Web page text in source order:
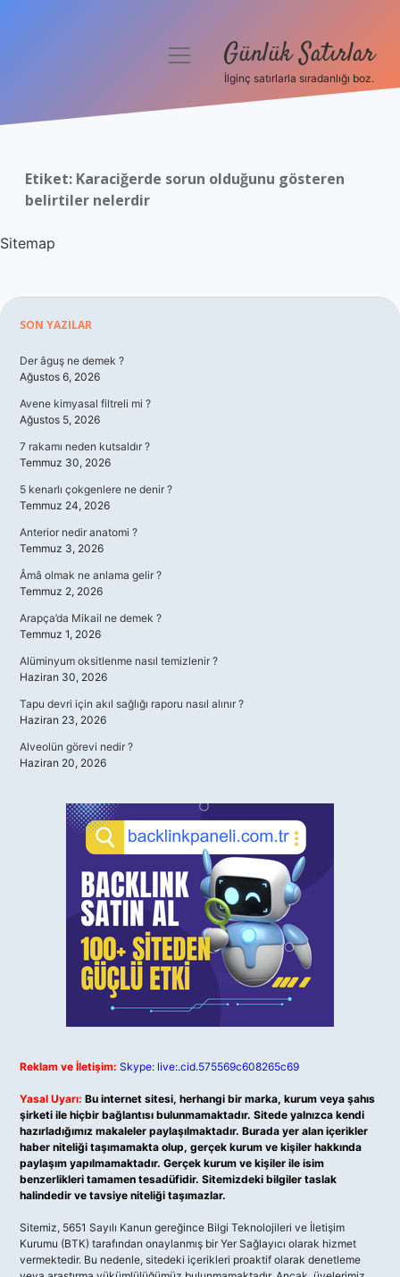
Yasal Uyarı
menüyü Günlük Satırlar
İlginç satırlarla sıradanlığı boz.
Etiket: Karaciğerde sorun olduğunu gösteren
belirtiler nelerdir
Sitemap
Sidebar
SON YAZILAR
Der âguş ne demek ?
Ağustos 6, 2026
Avene kimyasal filtreli mi ?
Ağustos 5, 2026
7 rakamı neden kutsaldır ?
Temmuz 30, 2026
5 kenarlı çokgenlere ne denir ?
Temmuz 24, 2026
Anterior nedir anatomi ?
Temmuz 3, 2026
Âmâ olmak ne anlama gelir ?
Temmuz 2, 2026
Arapça’da Mikail ne demek ?
Temmuz 1, 2026
Alüminyum oksitlenme nasıl temizlenir ?
Haziran 30, 2026
Tapu devri için akıl sağlığı raporu nasıl alınır ?
Haziran 23, 2026
Alveolün görevi nedir ?
Haziran 20, 2026
Reklam ve İletişim: Skype: live:.cid.575569c608265c69
Yasal Uyarı: Bu internet sitesi, herhangi bir marka, kurum veya şahıs
şirketi ile hiçbir bağlantısı bulunmamaktadır. Sitede yalnızca kendi
hazırladığımız makaleler paylaşılmaktadır. Burada yer alan içerikler
haber niteliği taşımamakta olup, gerçek kurum ve kişiler hakkında
paylaşım yapılmamaktadır. Gerçek kurum ve kişiler ile isim
benzerlikleri tamamen tesadüfidir. Sitemizdeki bilgiler taslak
halindedir ve tavsiye niteliği taşımazlar.
Sitemiz, 5651 Sayılı Kanun gereğince Bilgi Teknolojileri ve İletişim
Kurumu (BTK) tarafından onaylanmış bir Yer Sağlayıcı olarak hizmet
vermektedir. Bu nedenle, sitedeki içerikleri proaktif olarak denetleme